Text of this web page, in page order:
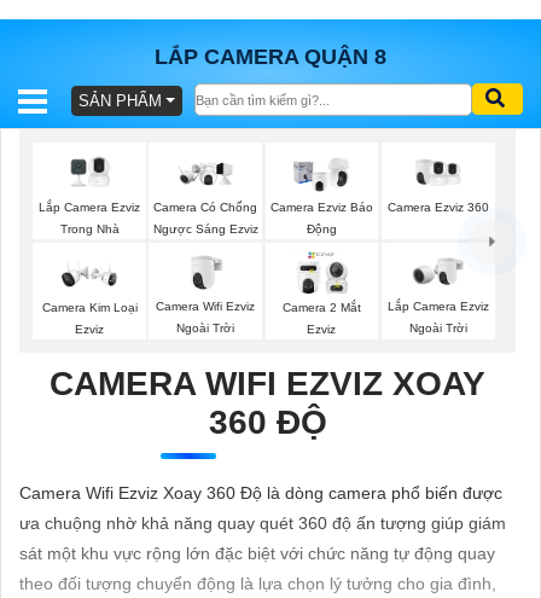
LẮP CAMERA QUẬN 8
BÁO
TRỌN
GÓI
SẢN
LẮP
ĐẶT
SẢN PHẨM
Lắp Camera Ezviz
Trong Nhà
Camera Có Chống
Ngược Sáng Ezviz
Camera Ezviz Báo
Động
Camera Ezviz 360
Camera Kim Loại
Ezviz
Camera Wifi Ezviz
Ngoài Trời
Camera 2 Mắt
Ezviz
Lắp Camera Ezviz
Ngoài Trời
CAMERA WIFI EZVIZ XOAY
360 ĐỘ
Camera Wifi Ezviz Xoay 360 Độ là dòng camera phổ biến được
ưa chuộng nhờ khả năng quay quét 360 độ ấn tượng giúp giám
sát một khu vực rộng lớn đặc biệt với chức năng tự động quay
theo đối tượng chuyển động là lựa chọn lý tưởng cho gia đình,